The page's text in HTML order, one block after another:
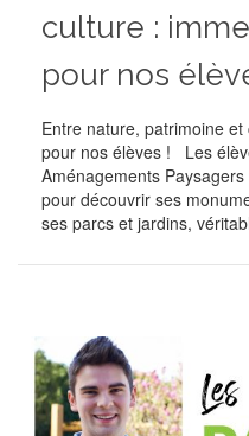
culture :
pour nos
Entre nature, patrimoine
pour nos élèves ! Les
Aménagements
pour découvrir ses
ses parcs et jardins,